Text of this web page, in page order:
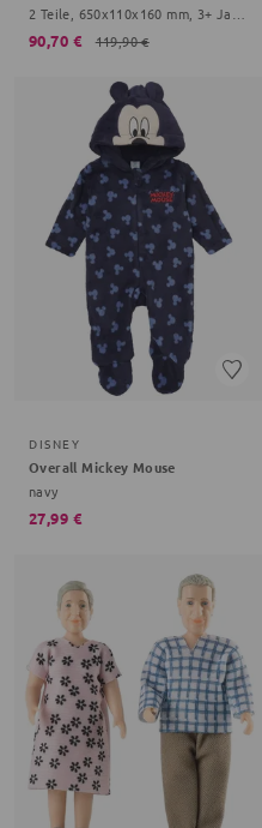
90,70 € 119,90 €
DISNEY
Overall Mickey Mouse
navy
27,99 €